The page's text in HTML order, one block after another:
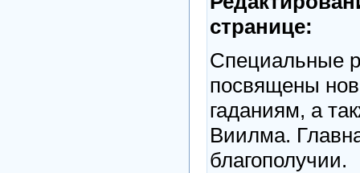
странице:
Специальные
посвящены
гаданиям, а
Виилма.
благополучии.